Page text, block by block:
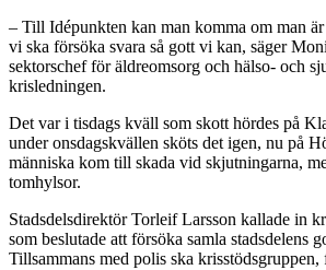
– Till Idépunkten kan man komma om man
vi ska försöka svara så gott vi kan, säger
sektorschef för äldreomsorg och hälso- och
krisledningen.
Det var i tisdags kväll som skott hördes på
under onsdagskvällen sköts det igen, nu på
människa kom till skada vid skjutningarna,
tomhylsor.
Stadsdelsdirektör Torleif Larsson kallade in
som beslutade att försöka samla stadsdelens
Tillsammans med polis ska krisstödsgruppen,